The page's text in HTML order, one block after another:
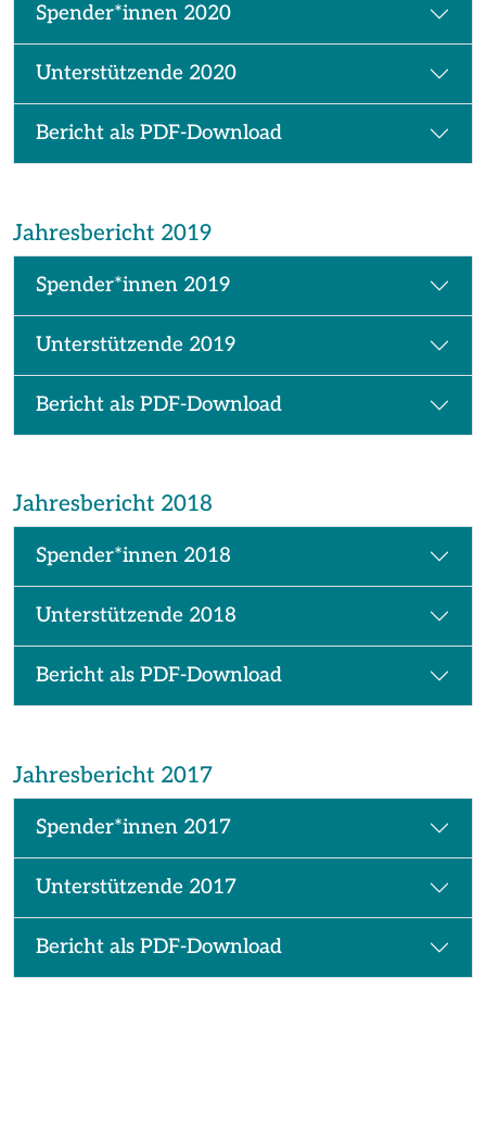
Spender*innen 2020
Unterstützende 2020
Bericht als PDF-Download
Jahresbericht 2019
Spender*innen 2019
Unterstützende 2019
Bericht als PDF-Download
Jahresbericht 2018
Spender*innen 2018
Unterstützende 2018
Bericht als PDF-Download
Jahresbericht 2017
Spender*innen 2017
Unterstützende 2017
Bericht als PDF-Download